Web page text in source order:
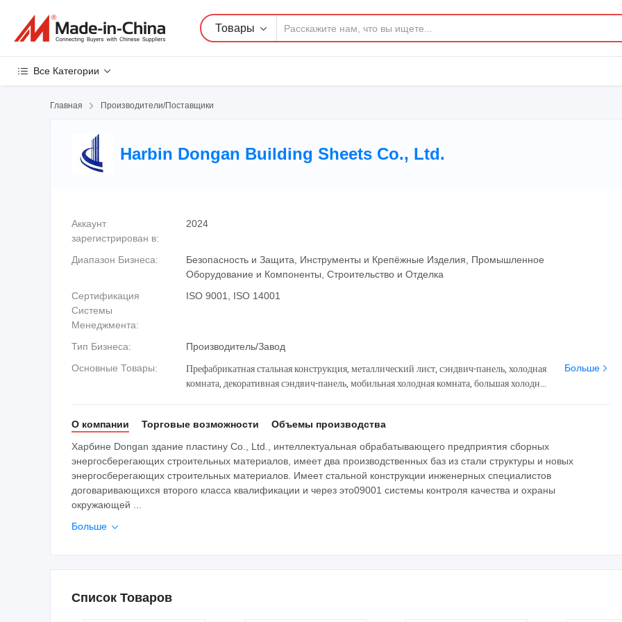
Товары
Все Категории
Главная  Производители/Поставщики
Harbin Dongan Building Sheets Co., Ltd.
Аккаунт
зарегистрирован в:
2024
Диапазон Бизнеса:
Безопасность и Защита, Инструменты и Крепёжные Изделия, Промышленное
Оборудование и Компоненты, Строительство и Отделка
Сертификация
Системы
Менеджмента:
ISO 9001, ISO 14001
Тип Бизнеса:
Производитель/Завод
Основные Товары:
Префабрикатная стальная конструкция, металлический лист, сэндвич-панель, холодная
комната, декоративная сэндвич-панель, мобильная холодная комната, большая холодная
Больше
О компании Торговые возможности
Объемы производства
Харбине Dongan здание пластину Co., Ltd., интеллектуальная обрабатывающего предприятия сборных
энергосберегающих строительных материалов, имеет два производственных баз из стали структуры и новых
энергосберегающих строительных материалов. Имеет стальной конструкции инженерных специалистов
договаривающихся второго класса квалификации и через это09001 системы контроля качества и охраны
окружающей ...
Больше 
Список Товаров